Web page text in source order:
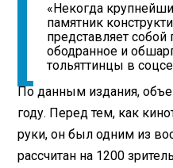
«Некогда
памятник
представляет
ободранное и
тольяттинцы в
По данным издания,
году. Перед тем, как
руки, он был одним из
рассчитан на 1200